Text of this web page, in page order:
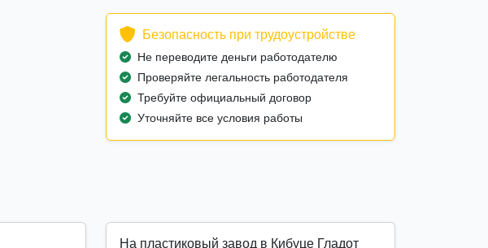
Безопасность при трудоустройстве
Не переводите деньги работодателю
Проверяйте легальность работодателя
Требуйте официальный договор
Уточняйте все условия работы
На пластиковый завод в Кибуце Гладот